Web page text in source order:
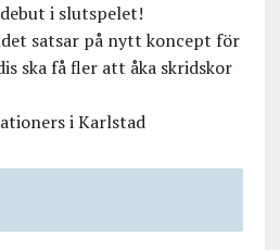
i slutspelet!
satsar på nytt koncept för
ska få fler att åka skridskor
i Karlstad